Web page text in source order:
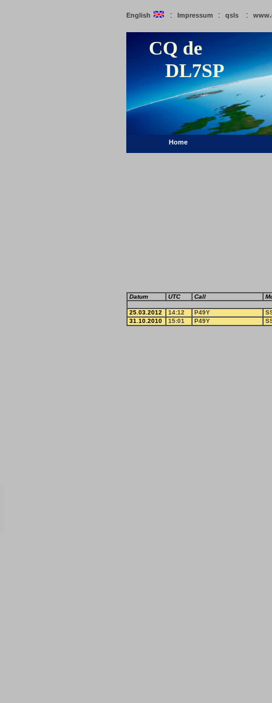
English : Impressum : qsls :
CQ de
DL7SP
Home
Datum UTC Call
25.03.2012 14:12 P49Y
31.10.2010
15:01 P49Y